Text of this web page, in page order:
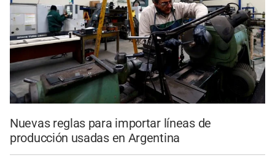
Nuevas reglas para importar líneas de
producción usadas en Argentina